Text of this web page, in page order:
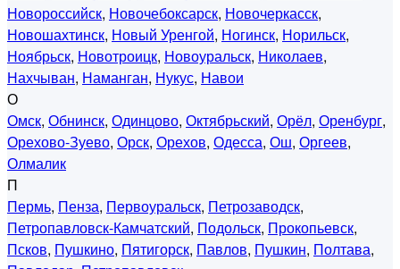
Новороссийск, Новочебоксарск, Новочеркасск,
Новошахтинск, Новый Уренгой, Ногинск, Норильск,
Ноябрьск, Новотроицк, Новоуральск, Николаев,
Нахчыван, Наманган, Нукус, Навои
О
Омск, Обнинск, Одинцово, Октябрьский, Орёл, Оренбург,
Орехово-Зуево, Орск, Орехов, Одесса, Ош, Оргеев,
Олмалик
П
Пермь, Пенза, Первоуральск, Петрозаводск,
Петропавловск-Камчатский, Подольск, Прокопьевск,
Псков, Пушкино, Пятигорск, Павлов, Пушкин, Полтава,